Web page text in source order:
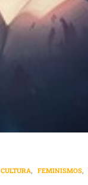
CULTURA, FEMINISMOS,